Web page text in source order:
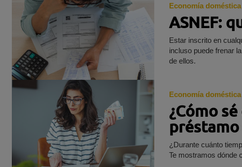
Economía doméstica
ASNEF:
Estar inscrito en
incluso puede frenar
de ellos.
Economía doméstica
¿Cómo
¿Durante cuánto
Te mostramos dónde